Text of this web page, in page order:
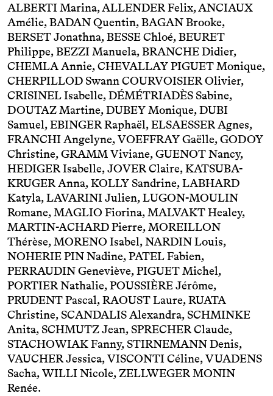
ALBERTI Marina, ALLENDER Felix, ANCIAUX
Amélie, BADAN Quentin, BAGAN Brooke,
BERSET Jonathna, BESSE Chloé, BEURET
Philippe, BEZZI Manuela, BRANCHE Didier,
CHEMLA Annie, CHEVALLAY PIGUET Monique,
CHERPILLOD Swann COURVOISIER Olivier,
CRISINEL Isabelle, DÉMÉTRIADÈS Sabine,
DOUTAZ Martine, DUBEY Monique, DUBI
Samuel, EBINGER Raphaël, ELSAESSER Agnes,
FRANCHI Angelyne, VOEFFRAY Gaëlle, GODOY
Christine, GRAMM Viviane, GUENOT Nancy,
HEDIGER Isabelle, JOVER Claire, KATSUBA-
KRUGER Anna, KOLLY Sandrine, LABHARD
Katyla, LAVARINI Julien, LUGON-MOULIN
Romane, MAGLIO Fiorina, MALVAKT Healey,
MARTIN-ACHARD Pierre, MOREILLON
Thérèse, MORENO Isabel, NARDIN Louis,
NOHERIE PIN Nadine, PATEL Fabien,
PERRAUDIN Geneviève, PIGUET Michel,
PORTIER Nathalie, POUSSIÈRE Jérôme,
PRUDENT Pascal, RAOUST Laure, RUATA
Christine, SCANDALIS Alexandra, SCHMINKE
Anita, SCHMUTZ Jean, SPRECHER Claude,
STACHOWIAK Fanny, STIRNEMANN Denis,
VAUCHER Jessica, VISCONTI Céline, VUADENS
Sacha, WILLI Nicole, ZELLWEGER MONIN
Renée.